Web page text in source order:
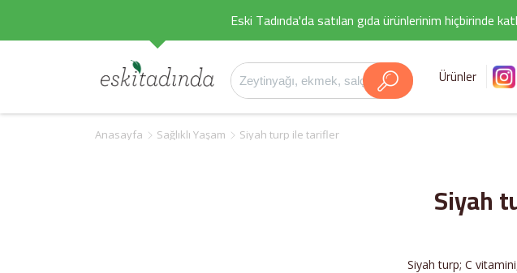
Eski Tadında'da satılan gıda ürünlerinim hiçbirinde
Ürünler
Anasayfa Sağlıklı Yaşam Siyah turp ile tarifler
Siyah
Siyah turp; C